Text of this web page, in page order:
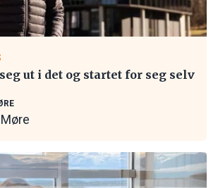
ut i det og startet for seg selv